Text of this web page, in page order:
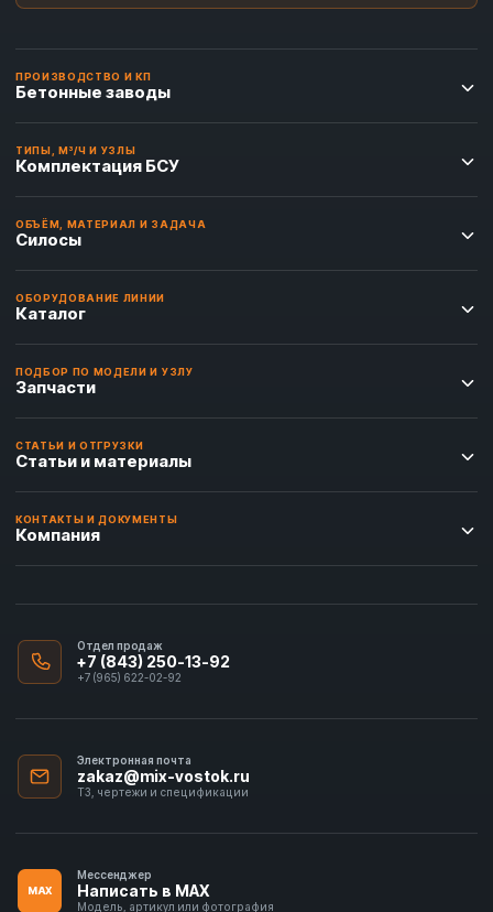
ПРОИЗВОДСТВО И КП
Бетонные заводы
ТИПЫ, М³/Ч И УЗЛЫ
Комплектация БСУ
ОБЪЁМ, МАТЕРИАЛ И ЗАДАЧА
Силосы
ОБОРУДОВАНИЕ ЛИНИИ
Каталог
ПОДБОР ПО МОДЕЛИ И УЗЛУ
Запчасти
СТАТЬИ И ОТГРУЗКИ
Статьи и материалы
КОНТАКТЫ И ДОКУМЕНТЫ
Компания
Отдел продаж
+7 (843) 250-13-92
+7 (965) 622-02-92
Электронная почта
zakaz@mix-vostok.ru
ТЗ, чертежи и спецификации
MAX
Мессенджер
Написать в MAX
Модель, артикул или фотография